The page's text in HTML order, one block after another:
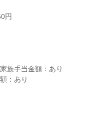
円
族手当金額：あり
：あり